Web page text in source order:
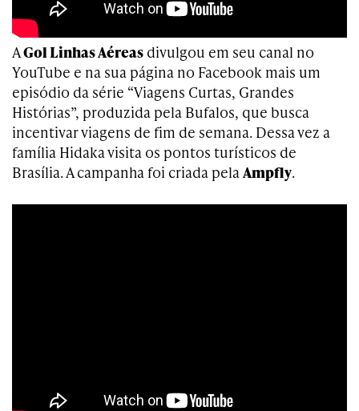
AGol Linhas Aéreas divulgou em seu canal no
YouTube e na sua página no Facebook mais um
episódio da série “Viagens Curtas, Grandes
Histórias”, produzida pela Bufalos, que busca
incentivar viagens de fim de semana. Dessa vez a
família Hidaka visita os pontos turísticos de
Brasília. A campanha foi criada pelaAmpfly.